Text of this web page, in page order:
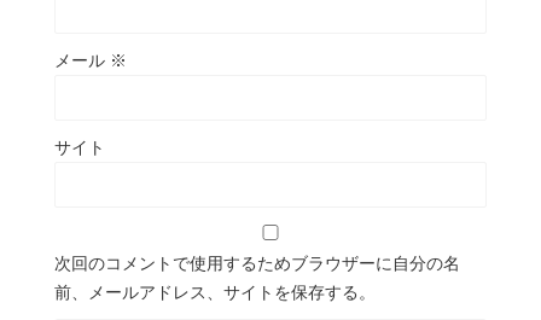
メール ※
サイト
次回のコメントで使用するためブラウザーに自分の名
前、メールアドレス、サイトを保存する。